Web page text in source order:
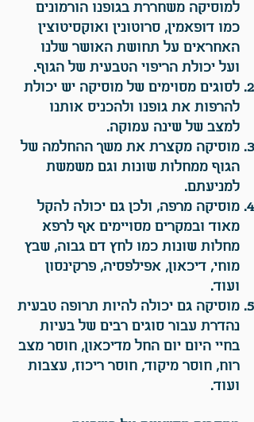
למוסיקה משחררת בגופנו הורמונים
כמו דופאמין, סרוטונין ואוקסיטוצין
האחראים על תחושת האושר שלנו
ועל יכולת הריפוי הטבעית של הגוף.
לסוגים מסוימים של מוסיקה יש יכולת
להרפות את גופנו ולהכניס אותנו
למצב של שינה עמוקה.
מוסיקה מקצרת את משך ההחלמה של
הגוף ממחלות שונות וגם משמשת
למניעתם.
מוסיקה מרפה, ולכן גם יכולה להקל
מאוד ובמקרים מסויימים אף לרפא
מחלות שונות כמו לחץ דם גבוה, שבץ
מוחי, דיכאון, אפילפסיה, פרקינסון
ועוד.
מוסיקה גם יכולה להיות תרופה טבעית
נהדרת עבור סוגים רבים של בעיות
בחיי היום יום החל מדיכאון, חוסר מצב
רוח, חוסר מיקוד, חוסר ריכוז, עצבות
ועוד.